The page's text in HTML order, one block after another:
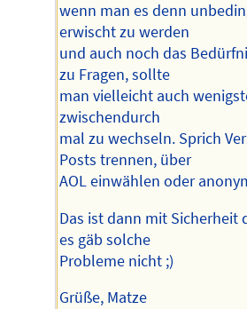
wenn man es denn
erwischt zu werden
und auch noch das
zu Fragen, sollte
man vielleicht auch
zwischendurch
mal zu wechseln. Sprich
Posts trennen, über
AOL einwählen oder
Das ist dann mit Sicherheit
es gäb solche
Probleme nicht ;)
Grüße, Matze